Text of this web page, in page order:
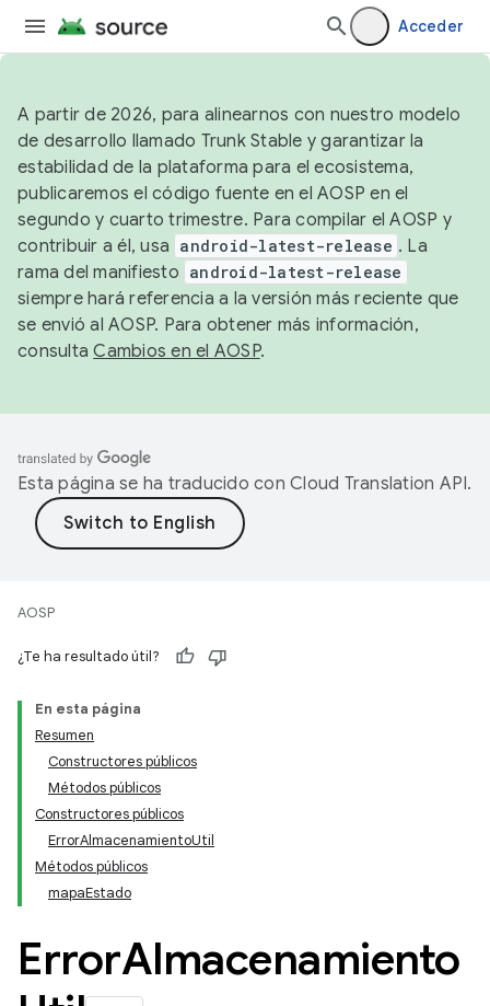
Acceder
A partir de 2026, para alinearnos con nuestro modelo
de desarrollo llamado Trunk Stable y garantizar la
estabilidad de la plataforma para el ecosistema,
publicaremos el código fuente en el AOSP en el
segundo y cuarto trimestre. Para compilar el AOSP y
contribuir a él, usa android-latest-release . La
rama del manifiesto android-latest-release
siempre hará referencia a la versión más reciente que
se envió al AOSP. Para obtener más información,
consultaCambios en el AOSP.
Esta página se ha traducido con Cloud Translation API.
AOSP
¿Te ha resultado útil?
En esta página
Resumen
Constructores públicos
Métodos públicos
Constructores públicos
ErrorAlmacenamientoUtil
Métodos públicos
mapaEstado
ErrorAlmacenamiento